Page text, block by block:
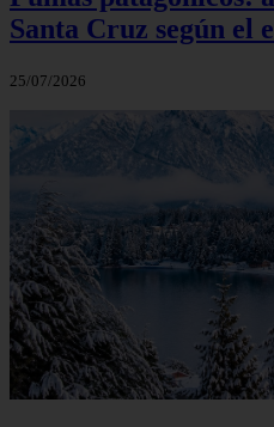
Santa Cruz según el
25/07/2026